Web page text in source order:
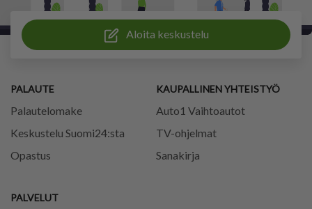
Aloita keskustelu
PALAUTE
Palautelomake
Keskustelu Suomi24:sta
Opastus
PALVELUT
KAUPALLINEN YHTEISTYÖ
Auto1 Vaihtoautot
TV-ohjelmat
Sanakirja